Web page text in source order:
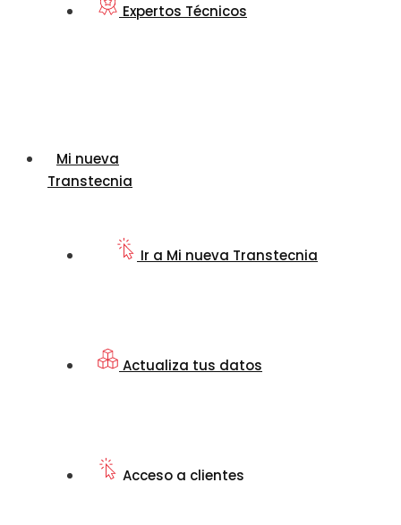
Expertos Técnicos
Mi nueva
Transtecnia
Ir a Mi nueva Transtecnia
Actualiza tus datos
Acceso a clientes